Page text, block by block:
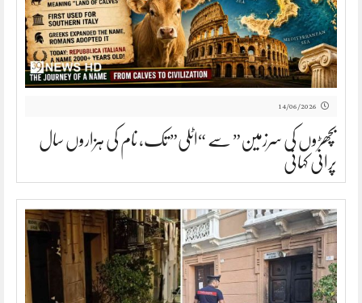
14/06/2026
بچھڑوں کی سرزمین” سے “اٹلی” تک، نام کی ہزاروں سال
پرانی کہانی